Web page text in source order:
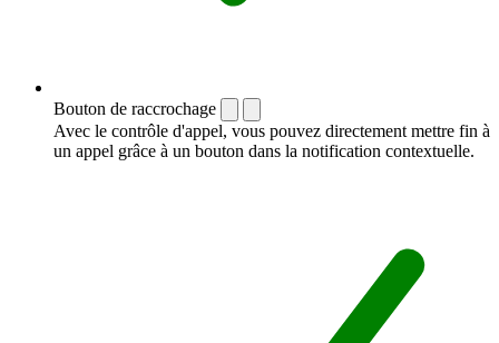
Bouton de raccrochage
Avec le contrôle d'appel, vous pouvez directement mettre fin à
un appel grâce à un bouton dans la notification contextuelle.